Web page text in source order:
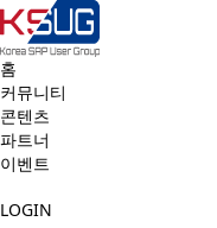
홈
커뮤니티
콘텐츠
파트너
이벤트
LOGIN